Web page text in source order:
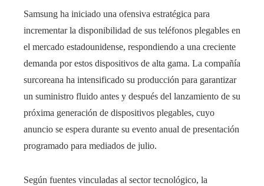
Samsung ha iniciado una ofensiva estratégica para
incrementar la disponibilidad de sus teléfonos plegables en
el mercado estadounidense, respondiendo a una creciente
demanda por estos dispositivos de alta gama. La compañía
surcoreana ha intensificado su producción para garantizar
un suministro fluido antes y después del lanzamiento de su
próxima generación de dispositivos plegables, cuyo
anuncio se espera durante su evento anual de presentación
programado para mediados de julio.
Según fuentes vinculadas al sector tecnológico, la